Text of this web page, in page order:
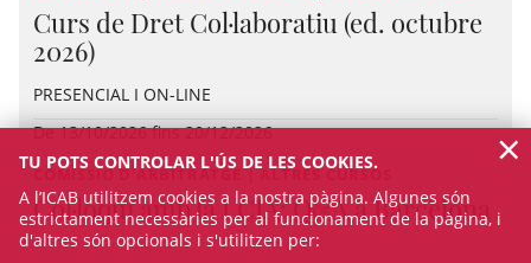
Curs de Dret Col·laboratiu (ed. octubre
2026)
PRESENCIAL I ON-LINE
De 13/10/2026 fins 20/12/2026
COMISSIÓ D'ARBITRATGE | ALTRES CURSOS
Col·loqui amb la LCIA: Q&A a Barcelona
TU POTS CONTROLAR L'ÚS DE LES COOKIES.
A l’ICAB utilitzem cookies a la nostra pàgina. Algunes són
estrictament necessàries per al funcionament de la pàgina, i
d'altres són opcionals i s'utilitzen per:
×